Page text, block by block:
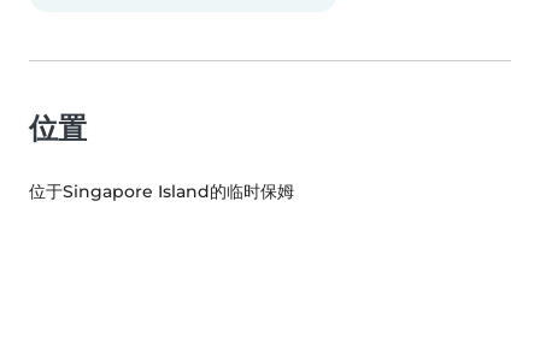
位置
位于Singapore Island的临时保姆